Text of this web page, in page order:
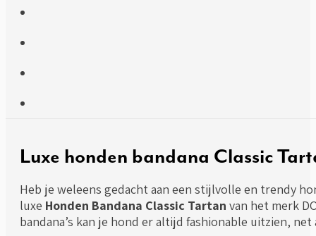
Luxe honden bandana Classic
Heb je weleens gedacht aan een stijlvolle en trendy
luxe Honden Bandana Classic Tartan van het merk
bandana’s kan je hond er altijd fashionable uitzien, net